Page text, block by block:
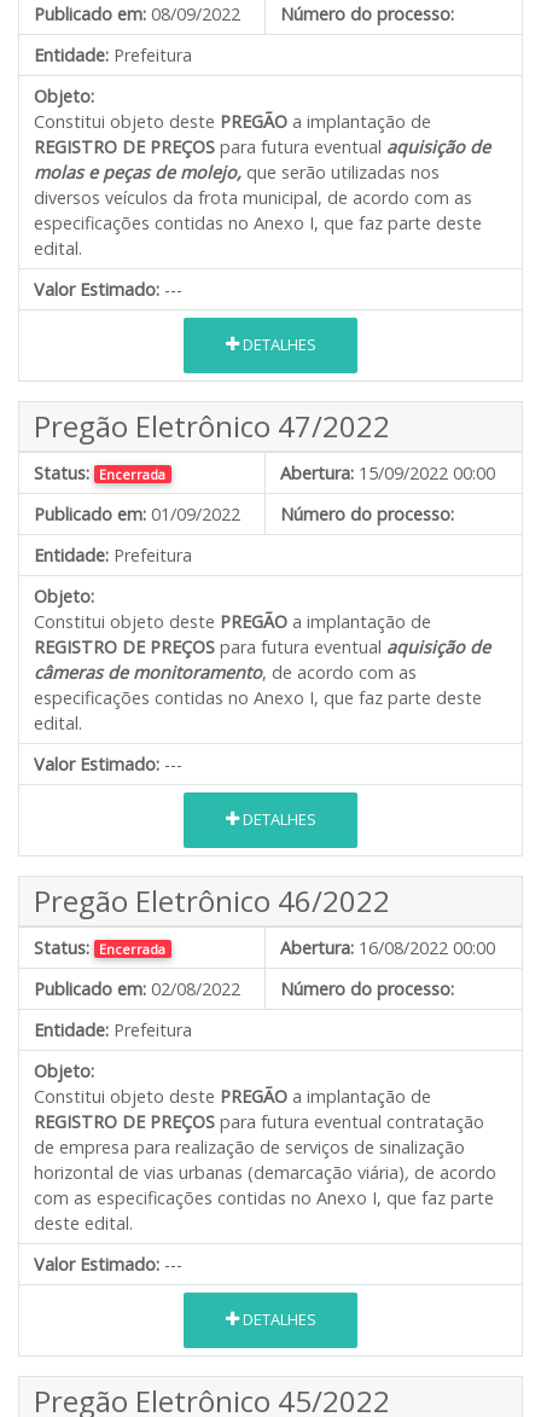
Publicado em: 08/09/2022
Número do processo:
Entidade: Prefeitura
Objeto:
Constitui objeto deste PREGÃO a implantação de
REGISTRO DE PREÇOS para futura eventual aquisição de
molas e peças de molejo, que serão utilizadas nos
diversos veículos da frota municipal, de acordo com as
especificações contidas no Anexo I, que faz parte deste
edital.
Valor Estimado: ---
DETALHES
Pregão Eletrônico 47/2022
Status: Encerrada Abertura: 15/09/2022 00:00
Publicado em: 01/09/2022
Número do processo:
Entidade: Prefeitura
Objeto:
Constitui objeto deste PREGÃO a implantação de
REGISTRO DE PREÇOS para futura eventual aquisição de
câmeras de monitoramento, de acordo com as
especificações contidas no Anexo I, que faz parte deste
edital.
Valor Estimado: ---
DETALHES
Pregão Eletrônico 46/2022
Status: Encerrada Abertura: 16/08/2022 00:00
Publicado em: 02/08/2022
Número do processo:
Entidade: Prefeitura
Objeto:
Constitui objeto deste PREGÃO a implantação de
REGISTRO DE PREÇOS para futura eventual contratação
de empresa para realização de serviços de sinalização
horizontal de vias urbanas (demarcação viária), de acordo
com as especificações contidas no Anexo I, que faz parte
deste edital.
Valor Estimado: ---
DETALHES
Pregão Eletrônico 45/2022